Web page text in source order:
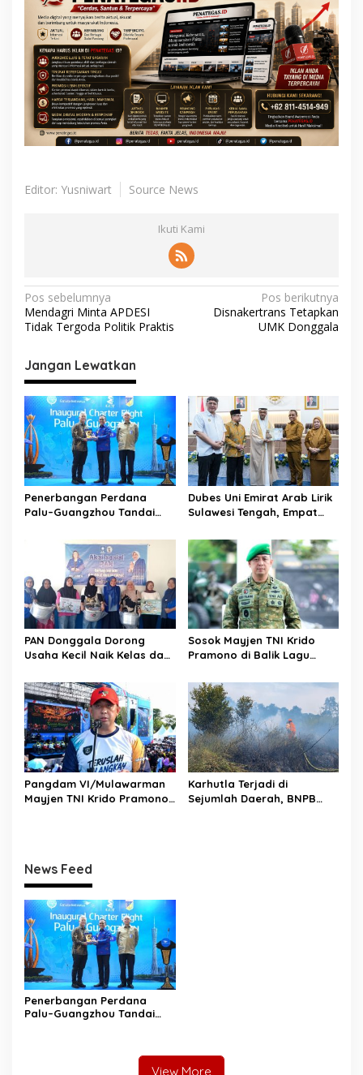
Editor: Yusniwart Source News
Ikuti Kami
N
a
i
g
a
s
i
p
o
Pos sebelumnya
Mendagri Minta APDESI
Tidak Tergoda Politik Praktis
Pos berikutnya
Disnakertrans Tetapkan
UMK Donggala
Jangan Lewatkan
Penerbangan Perdana
Palu–Guangzhou Tandai
Tengah Menembus Pasar
Internasional
Dubes Uni Emirat Arab Lirik
Sulawesi Tengah, Empat
Jadi Magnet Investasi
PAN Donggala Dorong
Usaha Kecil Naik Kelas dan
Sosok Mayjen TNI Krido
Pramono di Balik Lagu
Melangkah”
Pangdam VI/Mulawarman
Mayjen TNI Krido Pramono
Karhutla Terjadi di
Sejumlah Daerah, BNPB
News Feed
Penerbangan Perdana
Palu–Guangzhou Tandai
View More